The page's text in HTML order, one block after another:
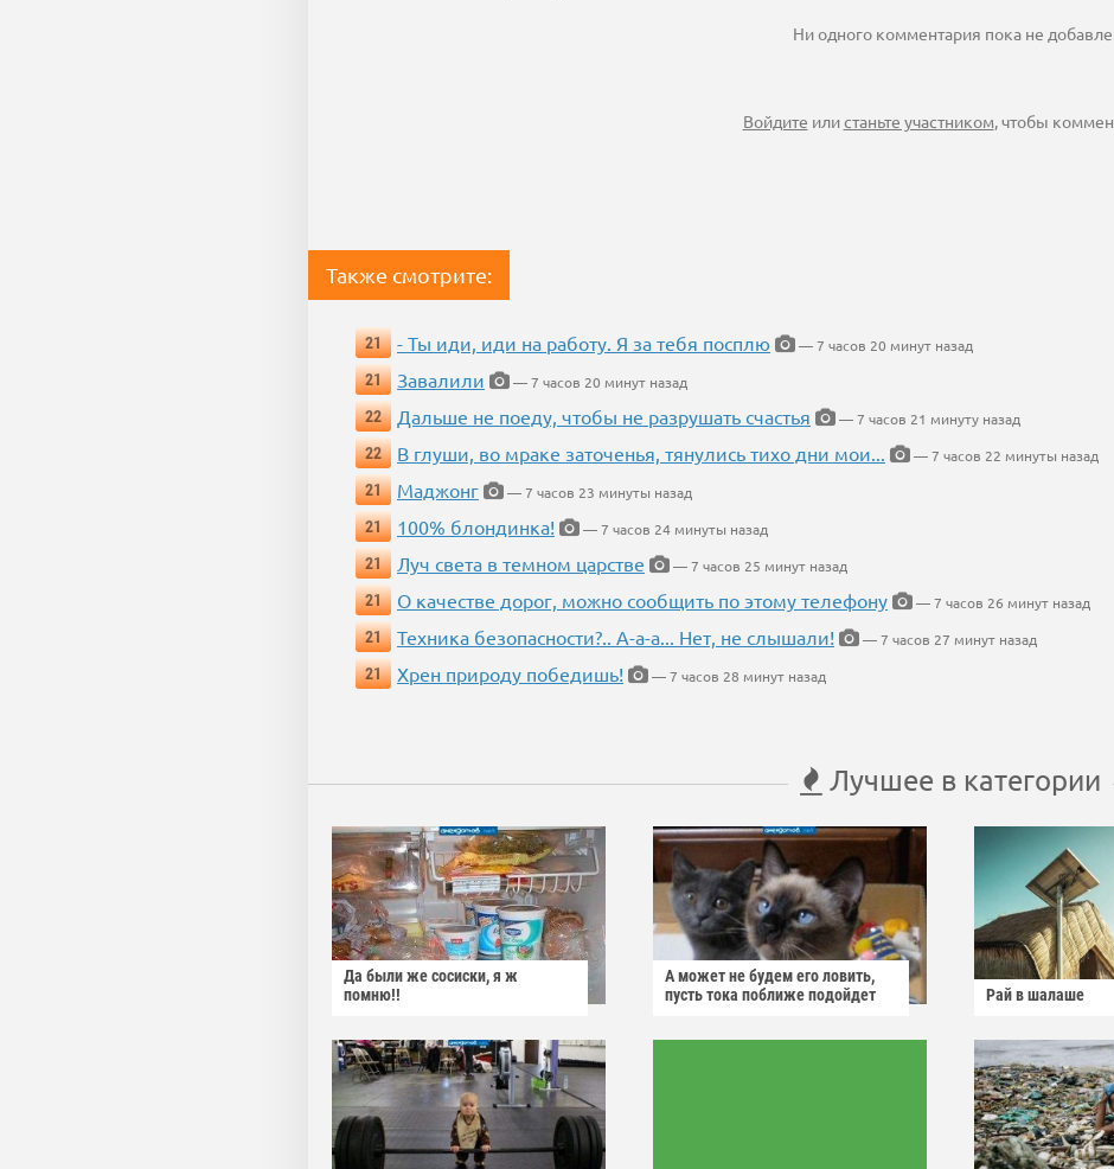
Ни одного комментария пока не
Войдите илистаньте участником, чтобы
Также смотрите:
21 - Ты иди, иди на работу. Я за тебя посплю
— 7 часов 20 минут назад
21
Завалили
— 7 часов 20 минут назад
22
Дальше не поеду, чтобы не разрушать счастья
— 7 часов 21 минуту назад
22
В глуши, во мраке заточенья, тянулись тихо дни мои...
— 7 часов 22 минуты назад
21
Маджонг
— 7 часов 23 минуты назад
21
100% блондинка!
— 7 часов 24 минуты назад
21
Луч света в темном царстве
— 7 часов 25 минут назад
21
О качестве дорог, можно сообщить по этому телефону
— 7 часов 26 минут назад
21
Техника безопасности?.. А-а-а... Нет, не слышали!
— 7 часов 27 минут назад
21
Хрен природу победишь! — 7 часов 28 минут назад
Лучшее в категории
Да были же сосиски, я ж
помню!!
А может не будем его ловить,
пусть тока поближе подойдет
Рай в шалаше